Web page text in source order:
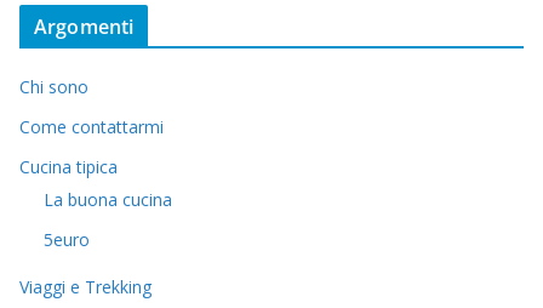
Argomenti
Chi sono
Come contattarmi
Cucina tipica
La buona cucina
5euro
Viaggi e Trekking